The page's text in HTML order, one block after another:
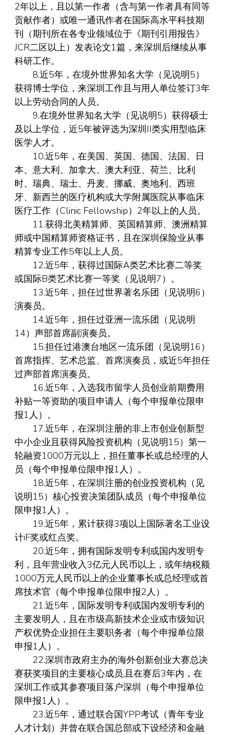
2年以上，且以第一作者（含与第一作者具有同等
贡献作者）或唯一通讯作者在国际高水平科技期
刊（期刊所在各专业领域位于《期刊引用报告》
JCR二区以上）发表论文1篇，来深圳后继续从事
科研工作。
8.近5年，在境外世界知名大学（见说明5）
获得博士学位，来深圳工作且与用人单位签订3年
以上劳动合同的人员。
9.在境外世界知名大学（见说明5）获得硕士
及以上学位，近5年被评选为深圳II类实用型临床
医学人才。
10.近5年，在美国、英国、德国、法国、日
本、意大利、加拿大、澳大利亚、荷兰、比利
时、瑞典、瑞士、丹麦、挪威、奥地利、西班
牙、新西兰的医疗机构或大学附属医院从事临床
医疗工作（Clinic Fellowship）2年以上的人员。
11.获得北美精算师、英国精算师、澳洲精算
师或中国精算师资格证书，且在深圳保险业从事
精算专业工作5年以上人员。
12.近5年，获得过国际A类艺术比赛二等奖
或国际B类艺术比赛一等奖（见说明7）。
13.近5年，担任过世界著名乐团（见说明6）
演奏员。
14.近5年，担任过亚洲一流乐团（见说明
14）声部首席副演奏员。
15.担任过港澳台地区一流乐团（见说明16）
首席指挥、艺术总监、首席演奏员，或近5年担任
过声部首席演奏员。
16.近5年，入选我市留学人员创业前期费用
补贴一等资助的项目申请人（每个申报单位限申
报1人）。
17.近5年，在深圳注册的非上市创业创新型
中小企业且获得风险投资机构（见说明15）第一
轮融资1000万元以上，担任董事长或总经理的人
员（每个申报单位限申报1人）。
18.近5年，在深圳注册的创业投资机构（见
说明15）核心投资决策团队成员（每个申报单位
限申报1人）。
19.近5年，累计获得3项以上国际著名工业设
计iF奖或红点奖。
20.近5年，拥有国际发明专利或国内发明专
利，且年营业收入3亿元人民币以上，或年纳税额
1000万元人民币以上的企业董事长或总经理或首
席技术官（每个申报单位限申报2人）。
21.近5年，国际发明专利或国内发明专利的
主要发明人，且在市级高新技术企业或市级知识
产权优势企业担任主要职务者（每个申报单位限
申报1人）。
22.深圳市政府主办的海外创新创业大赛总决
赛获奖项目的主要核心成员,且在赛后3年内，在
深圳工作或其参赛项目落户深圳（每个申报单位
限申报1人）。
23.近5年，通过联合国YPP考试（青年专业
人才计划）并曾在联合国总部或下设经济和金融